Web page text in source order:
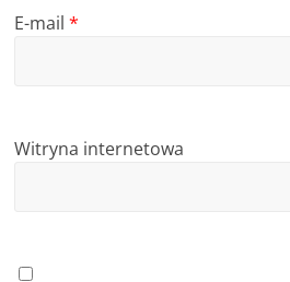
E-mail*
Witryna internetowa